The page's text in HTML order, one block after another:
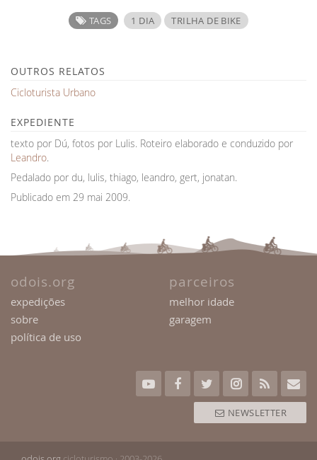
TAGS 1 DIA TRILHA DE BIKE
OUTROS RELATOS
Cicloturista Urbano
EXPEDIENTE
texto por Dú, fotos por Lulis. Roteiro elaborado e conduzido por
Leandro.
Pedalado por du, lulis, thiago, leandro, gert, jonatan.
Publicado em 29 mai 2009.
odois.org
expedições
sobre
política de uso
parceiros
melhor idade
garagem
NEWSLETTER